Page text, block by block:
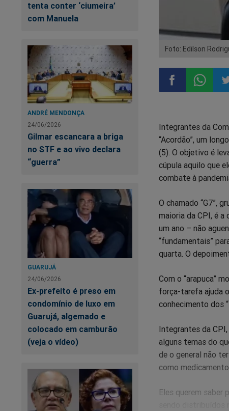
tenta conter ‘ciumeira’
com Manuela
ANDRÉ MENDONÇA
24/06/2026
Gilmar escancara a briga
no STF e ao vivo declara
“guerra”
GUARUJÁ
24/06/2026
Ex-prefeito é preso em
condomínio de luxo em
Guarujá, algemado e
colocado em camburão
(veja o vídeo)
Foto: Edilson
no
Facebook
no
Integrantes da
“Acordão”, um
(5). O objetivo é
cúpula aquilo que
combate à
O chamado “G7”,
maioria da CPI, é
um ano – não
“fundamentais”
quarta. O
Com o “arapuca”
força-tarefa ajuda
conhecimento dos
Integrantes da
alguns temas do
de o general não
como
Eles querem saber